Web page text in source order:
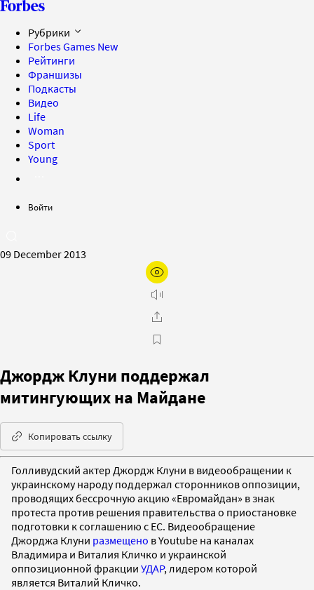
Рубрики
Forbes Games New
Рейтинги
Франшизы
Подкасты
Видео
Life
Woman
Sport
Young
Войти
09 December 2013
Джордж Клуни поддержал
митингующих на Майдане
Копировать ссылку
Голливудский актер Джордж Клуни в видеообращении к
украинскому народу поддержал сторонников оппозиции,
проводящих бессрочную акцию «Евромайдан» в знак
протеста против решения правительства о приостановке
подготовки к соглашению с ЕС. Видеообращение
Джорджа Клуни размещено в Youtube на каналах
Владимира и Виталия Кличко и украинской
оппозиционной фракции УДАР, лидером которой
является Виталий Кличко.